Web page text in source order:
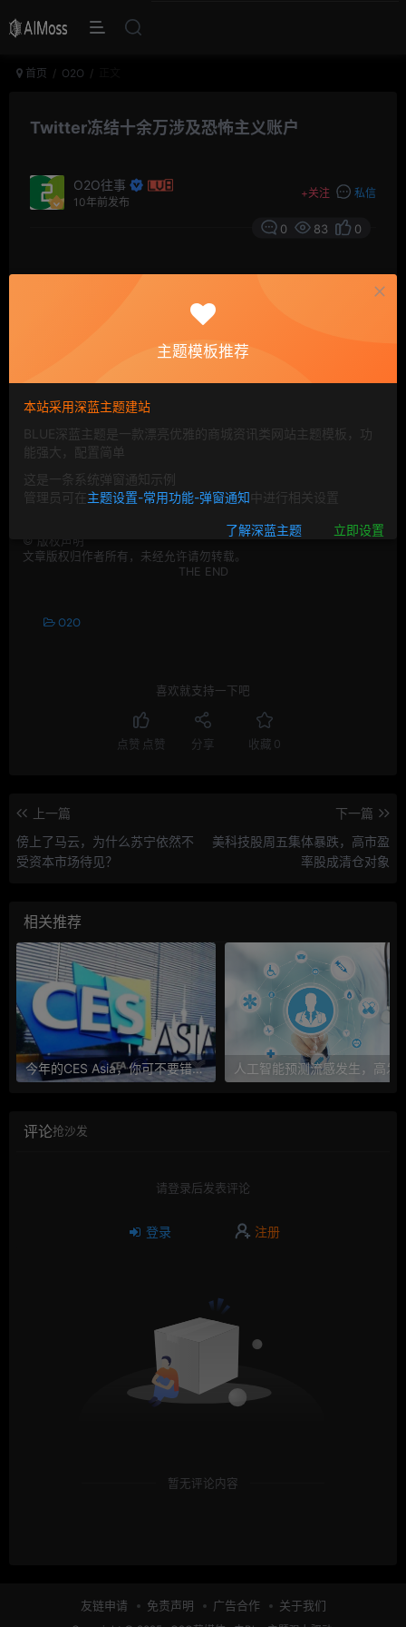
首页 O2O
Twitter冻结十余万涉及恐怖主义账户
O2O往事
10年前发布
+关注 私信
0 83 0
12.5万个涉及恐怖主义的账户。推特在其网站上说，这些
们谴责使用推特传播恐怖主义，推特规定明确禁止类似行
已经发生变化，所以需要我们在这个领域持续努力。推特
已经通过增加人手和利用技术过滤暴力内容等方法，以提
升执行力，这是推特首次公布其关闭涉恐账户的范围。
© 版权声明
文章版权归作者所有，未经允许请勿转载。
THE END
O2O
喜欢就支持一下吧
点赞 点赞 分享 收藏 0
上一篇
傍上了马云，为什么苏宁依然不
受资本市场待见？
下一篇
美科技股周五集体暴跌，高市盈
率股成清仓对象
相关推荐
今年的CES Asia，你可不要错过这些自动驾驶看点
评论抢沙发
请登录后发表评论
登录 注册
暂无评论内容
友链申请 免责声明 广告合作 关于我们
主题模板推荐
本站采用深蓝主题建站
BLUE深蓝主题是一款漂亮优雅的商城资讯类网站主题模板，功
能强大，配置简单
这是一条系统弹窗通知示例
管理员可在主题设置-常用功能-弹窗通知中进行相关设置
了解深蓝主题 立即设置